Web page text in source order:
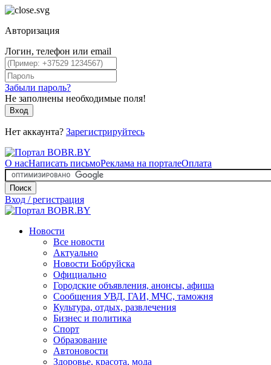
Авторизация
Логин, телефон или email
Забыли пароль?
Не заполнены необходимые поля!
Вход
Нет аккаунта? Зарегистрируйтесь
О насНаписать письмоРеклама на порталеОплата
Поиск
Вход / регистрация
Новости
Все новости
Актуально
Новости Бобруйска
Официально
Городские объявления, анонсы, афиша
Сообщения УВД, ГАИ, МЧС, таможня
Культура, отдых, развлечения
Бизнес и политика
Спорт
Образование
Автоновости
Здоровье, красота, мода